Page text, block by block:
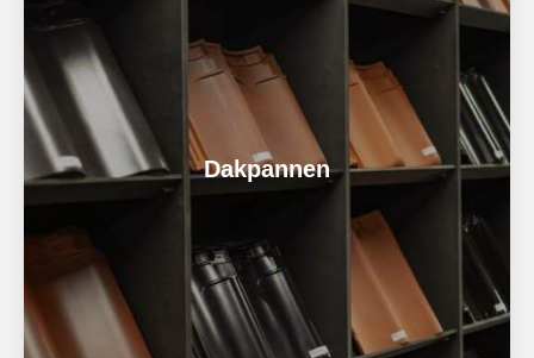
Bouwstaal
Bouwstaal geeft extra stevigheid aan jouw
constructie. Bij ons vind je diverse soorten
bouwstaal, zoals betonnetten, wapeningsstaal en
matten op rol. Altijd van de hoogste kwaliteit.
Bel voor meer informatie
Dakpannen